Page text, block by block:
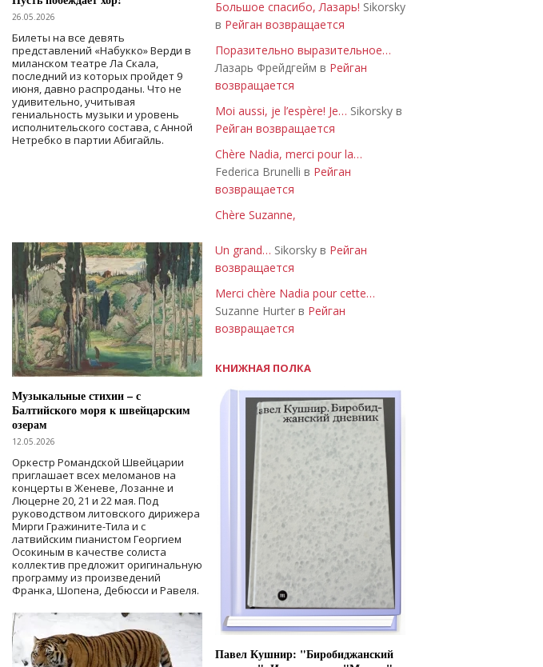
26.05.2026
Билеты на все девять
представлений «Набукко» Верди в
миланском театре Ла Скала,
последний из которых пройдет 9
июня, давно распроданы. Что не
удивительно, учитывая
гениальность музыки и уровень
исполнительского состава, с Анной
Нетребко в партии Абигайль.
Музыкальные стихии – с
Балтийского моря к швейцарским
озерам
12.05.2026
Оркестр Романдской Швейцарии
приглашает всех меломанов на
концерты в Женеве, Лозанне и
Люцерне 20, 21 и 22 мая. Под
руководством литовского дирижера
Мирги Гражините-Тила и с
латвийским пианистом Георгием
Осокиным в качестве солиста
коллектив предложит оригинальную
программу из произведений
Франка, Шопена, Дебюсси и Равеля.
Большое спасибо, Лазарь! Sikorsky
в Рейган возвращается
Поразительно выразительное…
Лазарь Фрейдгейм в Рейган
возвращается
Moi aussi, je l’espère! Je… Sikorsky в
Рейган возвращается
Chère Nadia, merci pour la…
Federica Brunelli в Рейган
возвращается
Chère Suzanne,
Un grand… Sikorsky в Рейган
возвращается
Merci chère Nadia pour cette…
Suzanne Hurter в Рейган
возвращается
КНИЖНАЯ ПОЛКА
Павел Кушнир: "Биробиджанский